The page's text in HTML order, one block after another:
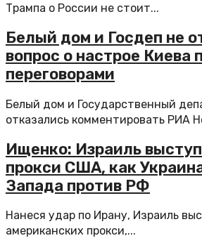
Трампа о России не стоит...
Белый дом и Госдеп не
вопрос о настрое Киева
переговорами
Белый дом и Государственный
отказались комментировать РИА
Ищенко: Израиль
прокси США, как
Запада против РФ
Нанеся удар по Ирану, Израиль
американских прокси,...